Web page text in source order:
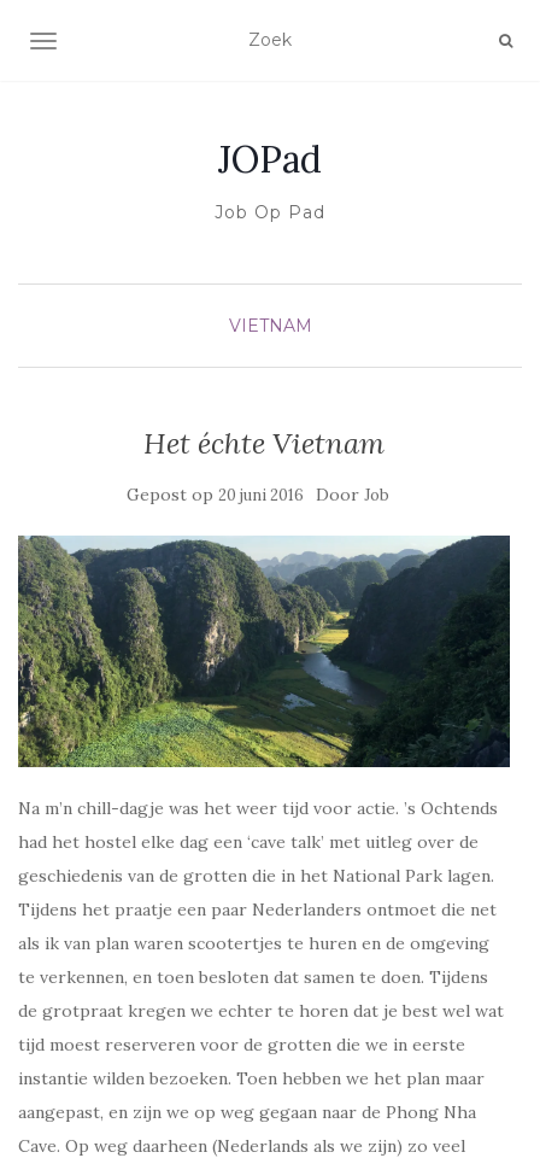
SCHAKEL NAVIGATIE
JOPad
Job Op Pad
VIETNAM
Het échte Vietnam
Gepost op 20 juni 2016 Door Job
Na m’n chill-dagje was het weer tijd voor actie. ’s Ochtends
had het hostel elke dag een ‘cave talk’ met uitleg over de
geschiedenis van de grotten die in het National Park lagen.
Tijdens het praatje een paar Nederlanders ontmoet die net
als ik van plan waren scootertjes te huren en de omgeving
te verkennen, en toen besloten dat samen te doen. Tijdens
de grotpraat kregen we echter te horen dat je best wel wat
tijd moest reserveren voor de grotten die we in eerste
instantie wilden bezoeken. Toen hebben we het plan maar
aangepast, en zijn we op weg gegaan naar de Phong Nha
Cave. Op weg daarheen (Nederlands als we zijn) zo veel